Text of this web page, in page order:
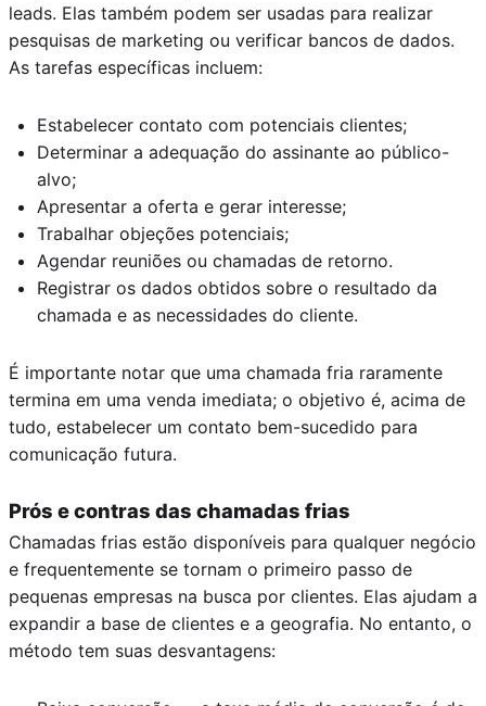
leads. Elas também podem ser usadas para realizar
pesquisas de marketing ou verificar bancos de dados.
As tarefas específicas incluem:
Estabelecer contato com potenciais clientes;
Determinar a adequação do assinante ao público-
alvo;
Apresentar a oferta e gerar interesse;
Trabalhar objeções potenciais;
Agendar reuniões ou chamadas de retorno.
Registrar os dados obtidos sobre o resultado da
chamada e as necessidades do cliente.
É importante notar que uma chamada fria raramente
termina em uma venda imediata; o objetivo é, acima de
tudo, estabelecer um contato bem-sucedido para
comunicação futura.
Prós e contras das chamadas frias
Chamadas frias estão disponíveis para qualquer negócio
e frequentemente se tornam o primeiro passo de
pequenas empresas na busca por clientes. Elas ajudam a
expandir a base de clientes e a geografia. No entanto, o
método tem suas desvantagens: